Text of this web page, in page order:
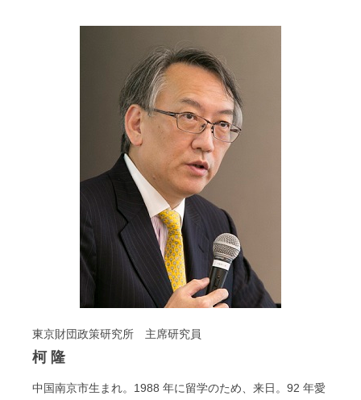
東京財団政策研究所 主席研究員
柯 隆
中国南京市生まれ。 1988 年に留学のため、来日。 92 年愛